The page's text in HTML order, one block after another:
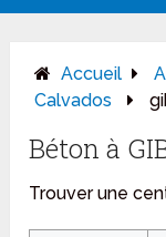
Accueil
Calvados
Béton à
Trouver une